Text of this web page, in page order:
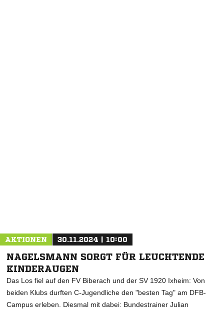
AKTIONEN 30.11.2024 | 10:00
NAGELSMANN SORGT FÜR LEUCHTENDE
KINDERAUGEN
Das Los fiel auf den FV Biberach und der SV 1920 Ixheim: Von
beiden Klubs durften C-Jugendliche den "besten Tag" am DFB-
Campus erleben. Diesmal mit dabei: Bundestrainer Julian